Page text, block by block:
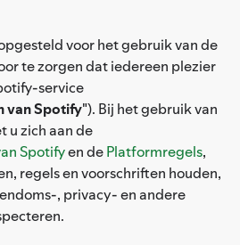
voor het gebruik van de
te zorgen dat iedereen plezier
service
van Spotify"). Bij het gebruik van
u zich aan de
Spotifyen dePlatformregels,
regels en voorschriften houden,
, privacy- en andere